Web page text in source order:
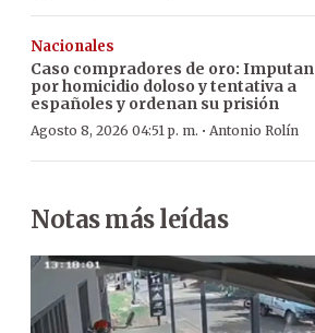
Nacionales
Caso compradores de oro: Imputan
por homicidio doloso y tentativa a
españoles y ordenan su prisión
Agosto 8, 2026 04:51 p. m. · Antonio Rolín
Notas más leídas